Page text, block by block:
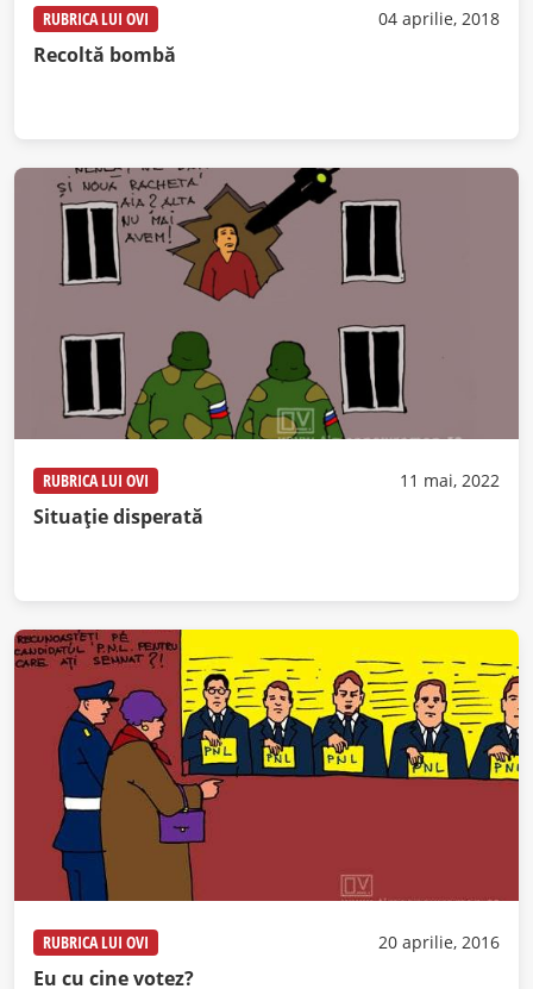
RUBRICA LUI OVI 04 aprilie, 2018
Recoltă bombă
RUBRICA LUI OVI 11 mai, 2022
Situație disperată
RUBRICA LUI OVI 20 aprilie, 2016
Eu cu cine votez?